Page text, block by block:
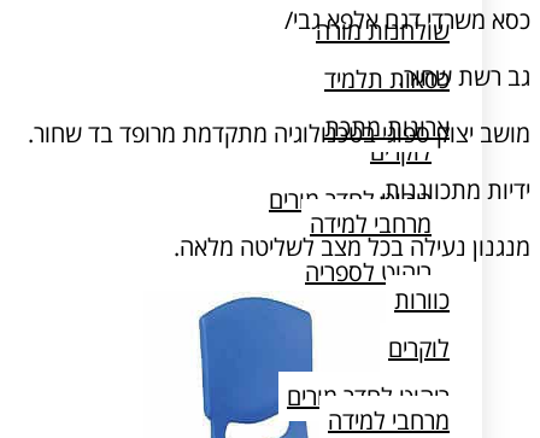
לוקרים
ריהוט לחדר מורים
מרחבי למידה
ריהוט לספריה
שולחן מעבדה
שולחנות מורה
כסאות תלמיד
ארונות מתכת
כוורות
לוקרים
ריהוט לחדר מורים
מרחבי למידה
כסא משרדי דגם אלפא גבי/
גב רשת שחור.
מושב יצוק ספוגי בטכנולוגיה מתקדמת מרופד בד שחור.
ידיות מתכווננות.
מנגנון נעילה בכל מצב לשליטה מלאה.